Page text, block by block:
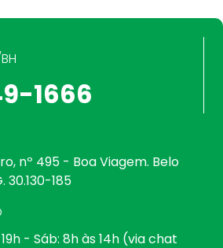
1666
nº 495 - Boa Viagem. Belo
30.130-185
- Sáb: 8h às 14h (via chat